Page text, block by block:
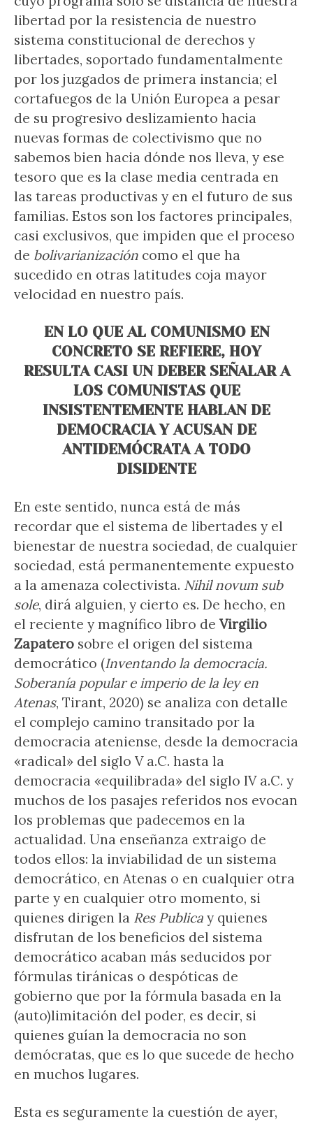
libertad por la resistencia de nuestro
sistema constitucional de derechos y
libertades, soportado fundamentalmente
por los juzgados de primera instancia; el
cortafuegos de la Unión Europea a pesar
de su progresivo deslizamiento hacia
nuevas formas de colectivismo que no
sabemos bien hacia dónde nos lleva, y ese
tesoro que es la clase media centrada en
las tareas productivas y en el futuro de sus
familias. Estos son los factores principales,
casi exclusivos, que impiden que el proceso
de bolivarianización como el que ha
sucedido en otras latitudes coja mayor
velocidad en nuestro país.
EN LO QUE AL COMUNISMO EN
CONCRETO SE REFIERE, HOY
RESULTA CASI UN DEBER SEÑALAR A
LOS COMUNISTAS QUE
INSISTENTEMENTE HABLAN DE
DEMOCRACIA Y ACUSAN DE
ANTIDEMÓCRATA A TODO
DISIDENTE
En este sentido, nunca está de más
recordar que el sistema de libertades y el
bienestar de nuestra sociedad, de cualquier
sociedad, está permanentemente expuesto
a la amenaza colectivista. Nihil novum sub
sole, dirá alguien, y cierto es. De hecho, en
el reciente y magnífico libro de Virgilio
Zapatero sobre el origen del sistema
democrático (Inventando la democracia.
Soberanía popular e imperio de la ley en
Atenas, Tirant, 2020) se analiza con detalle
el complejo camino transitado por la
democracia ateniense, desde la democracia
«radical» del siglo V a.C. hasta la
democracia «equilibrada» del siglo IV a.C. y
muchos de los pasajes referidos nos evocan
los problemas que padecemos en la
actualidad. Una enseñanza extraigo de
todos ellos: la inviabilidad de un sistema
democrático, en Atenas o en cualquier otra
parte y en cualquier otro momento, si
quienes dirigen la Res Publica y quienes
disfrutan de los beneficios del sistema
democrático acaban más seducidos por
fórmulas tiránicas o despóticas de
gobierno que por la fórmula basada en la
(auto)limitación del poder, es decir, si
quienes guían la democracia no son
demócratas, que es lo que sucede de hecho
en muchos lugares.
Esta es seguramente la cuestión de ayer,